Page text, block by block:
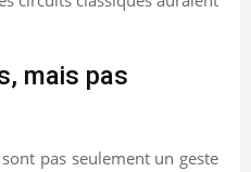
mais pas
pas seulement un geste